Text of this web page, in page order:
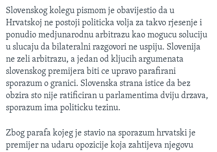
Jezici
Slovenskog kolegu pismom je obavijestio da u
Hrvatskoj ne postoji politicka volja za takvo rjesenje i
ponudio medjunarodnu arbitrazu kao mogucu soluciju
u slucaju da bilateralni razgovori ne uspiju. Slovenija
ne zeli arbitrazu, a jedan od kljucih argumenata
slovenskog premijera biti ce upravo parafirani
sporazum o granici. Slovenska strana istice da bez
obzira sto nije ratificiran u parlamentima dviju drzava,
sporazum ima politicku tezinu.
Zbog parafa kojeg je stavio na sporazum hrvatski je
premijer na udaru opozicije koja zahtijeva njegovu